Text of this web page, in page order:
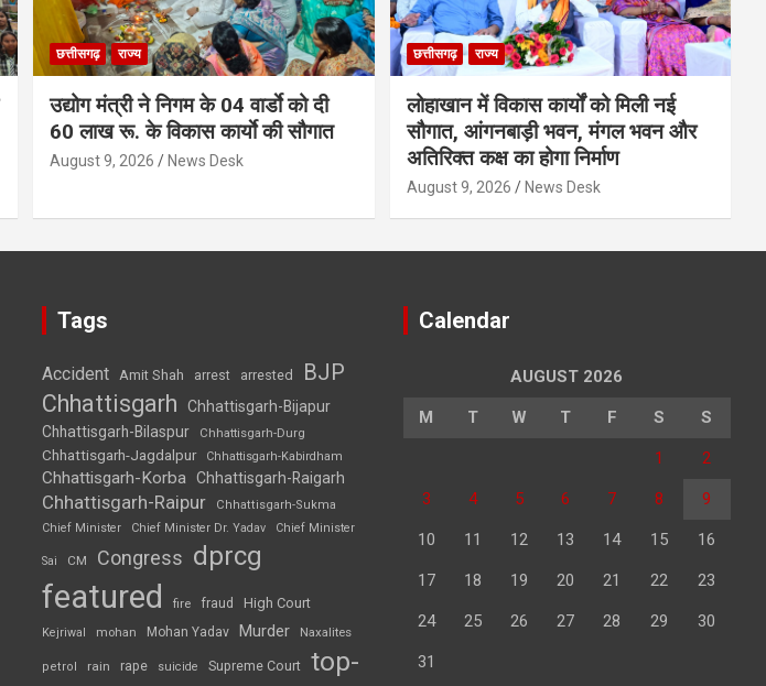
छत्तीसगढ़ राज्य
उद्योग मंत्री ने निगम के 04 वार्डाे को दी
60 लाख रू. के विकास कार्याे की सौगात
August 9, 2026 News Desk
छत्तीसगढ़ राज्य
लोहाखान में विकास कार्यों को मिली नई
सौगात, आंगनबाड़ी भवन, मंगल भवन और
अतिरिक्त कक्ष का होगा निर्माण
August 9, 2026 News Desk
Tags
Accident Amit Shah arrest arrested BJP
Chhattisgarh
Chhattisgarh-Bijapur
Chhattisgarh-Bilaspur
Chhattisgarh-Durg
Chhattisgarh-Jagdalpur Chhattisgarh-Kabirdham
Chhattisgarh-Korba Chhattisgarh-Raigarh
Chhattisgarh-Raipur
Chhattisgarh-Sukma
Chief Minister
Chief Minister Dr. Yadav Chief Minister
Sai CM Congress dprcg
featured fire fraud High Court
Kejriwal mohan Mohan Yadav Murder Naxalites
petrol rain rape suicide Supreme Court top-
Calendar
AUGUST 2026
M T W T F S S
1 2
3 4 5 6 7 8 9
10 11 12 13 14 15 16
17 18 19 20 21 22 23
24 25 26 27 28 29 30
31